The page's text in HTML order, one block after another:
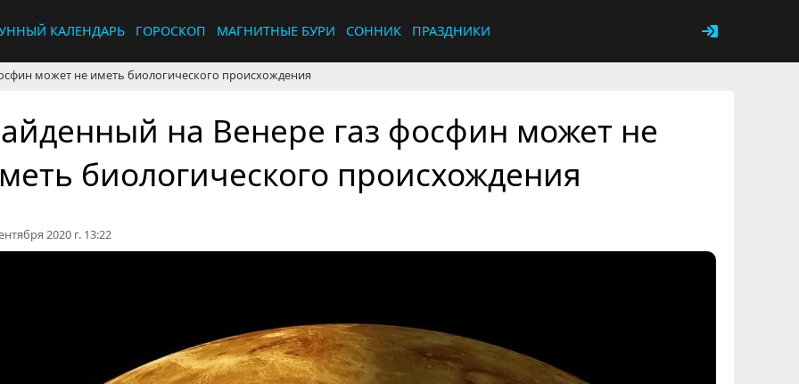
КАЛЕНДАРЬ ГОРОСКОП МАГНИТНЫЕ БУРИ СОННИК ПРАЗДНИКИ
может не иметь биологического происхождения
на Венере газ фосфин может не
биологического происхождения
2020 г. 13:22